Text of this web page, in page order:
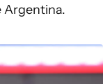
Argentina.